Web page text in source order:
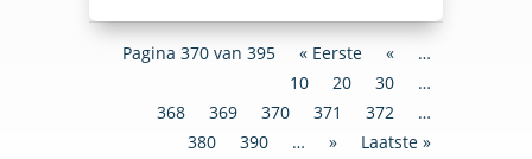
Pagina 370 van 395 « Eerste «
…
10
20 30
…
368
369 370 371 372
…
380
390 … » Laatste »